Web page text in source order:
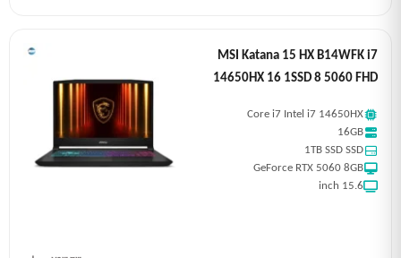
MSI Katana 15 HX B14WFK i7
14650HX 16 1SSD 8 5060 FHD
Core i7 Intel i7 14650HX
16GB
1TB SSD SSD
GeForce RTX 5060 8GB
15.6 inch